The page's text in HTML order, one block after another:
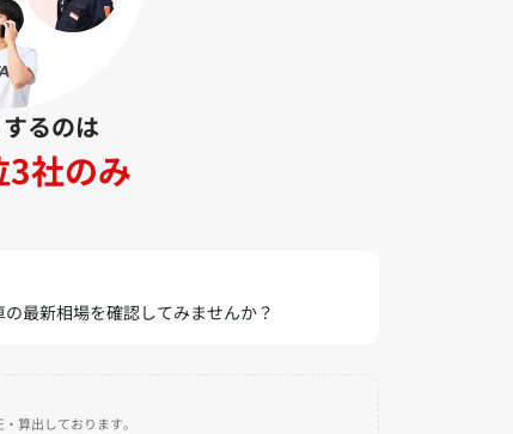
るのは
3社のみ
最新相場を確認してみませんか？
算出しております。